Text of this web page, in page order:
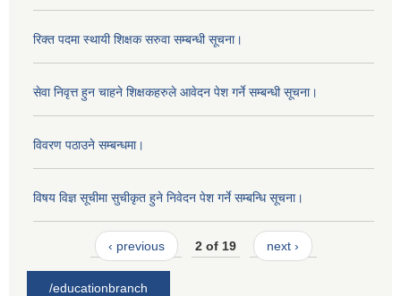
रिक्त पदमा स्थायी शिक्षक सरुवा सम्बन्धी सूचना।
सेवा निवृत्त हुन चाहने शिक्षकहरुले आवेदन पेश गर्ने सम्बन्धी सूचना।
विवरण पठाउने सम्बन्धमा।
विषय विज्ञ सूचीमा सुचीकृत हुने निवेदन पेश गर्ने सम्बन्धि सूचना।
‹ previous 2 of 19 next ›
/educationbranch